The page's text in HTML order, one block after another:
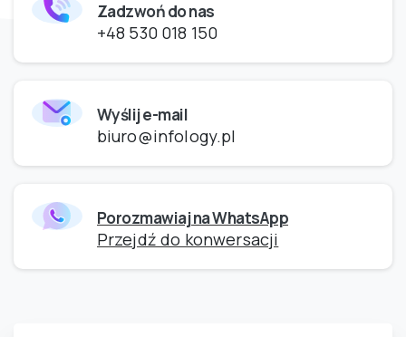
Zadzwoń do nas
+48 530 018 150
Wyślij e-mail
biuro@infology.pl
Porozmawiaj na WhatsApp
Przejdź do konwersacji